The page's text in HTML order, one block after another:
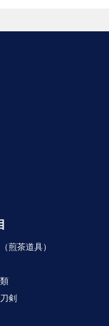
煎茶道具）
剣